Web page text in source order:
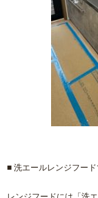
■ 洗エールレンジフー